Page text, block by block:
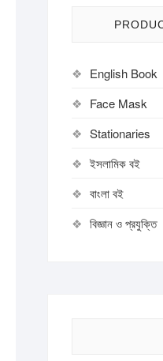
English Book
Face Mask
Stationaries
ইসলামিক বই
বাংলা বই
বিজ্ঞান ও প্রযুক্তি